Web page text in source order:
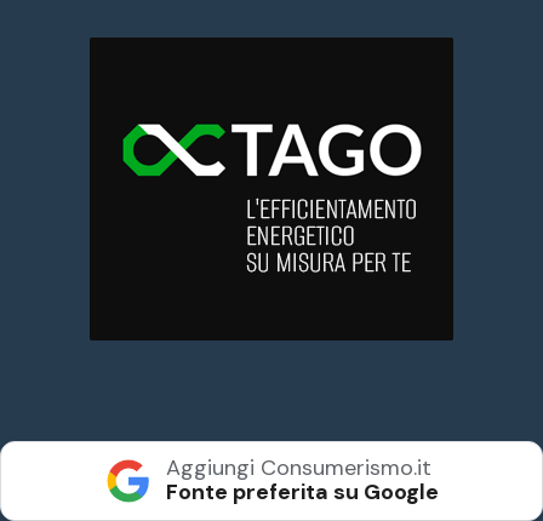
Aggiungi Consumerismo.it
Fonte preferita su Google